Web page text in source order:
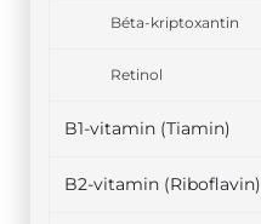
Béta-kriptoxantin
Retinol
B1-vitamin (Tiamin)
B2-vitamin (Riboflavin)